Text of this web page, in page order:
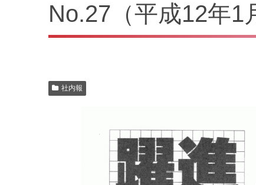
No.27（平成12年1
社内報